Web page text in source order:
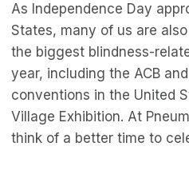
As Independence Day
States, many of us are
the biggest blindness-
year, including the ACB and
conventions in the United
Village Exhibition. At
think of a better time to